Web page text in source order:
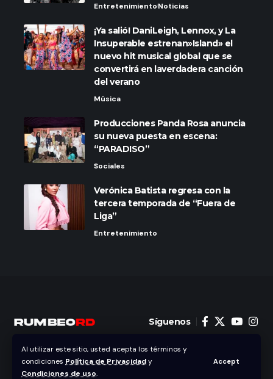
Al utilizar este sitio, usted acepta los términos y
condiciones Política de Privacidady
Condiciones de uso.
Accept
EntretenimientoNoticias
¡Ya salió! DaniLeigh, Lennox, y La
Insuperable estrenan»Island» el
nuevo hit musical global que se
convertirá en laverdadera canción
del verano
Música
Producciones Panda Rosa anuncia
su nueva puesta en escena:
“PARADISO”
Sociales
Verónica Batista regresa con la
tercera temporada de “Fuera de
Liga”
Entretenimiento
Síguenos
Inicio Nosotros Política de Privacidad Contacto